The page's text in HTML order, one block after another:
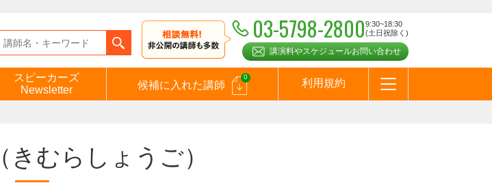
03-5798-28009:30~18:30
(土日祝除く)
講演料やスケジュールお問い合わせ
スピーカーズ
Newsletter
候補に入れた講師
0
利用規約
（きむらしょうご）